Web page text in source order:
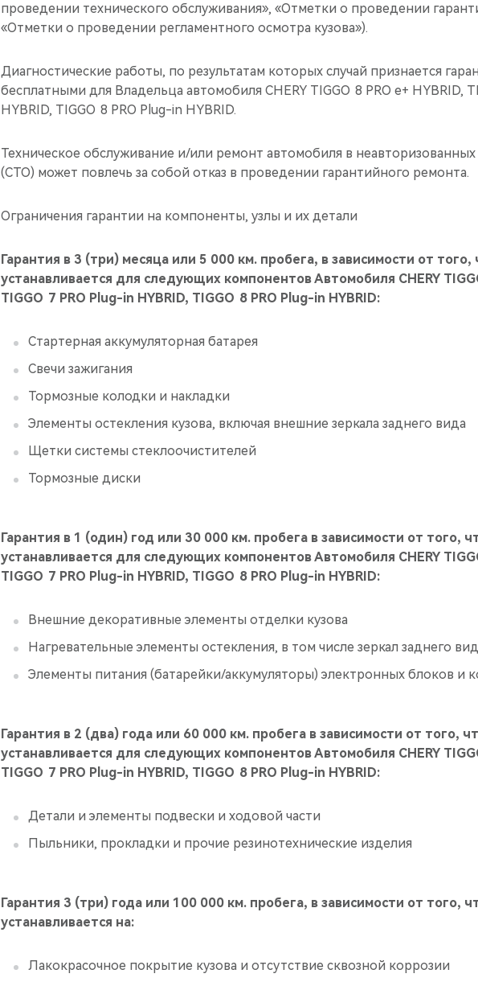
проведении технического обслуживания», «Отметки о проведении
«Отметки о проведении регламентного осмотра кузова»).
Диагностические работы, по результатам которых случай признается
бесплатными для Владельца автомобиля CHERY TIGGO 8 PRO е+ HYBRID,
HYBRID, TIGGO 8 PRO Plug-in HYBRID.
Техническое обслуживание и/или ремонт автомобиля в
(СТО) может повлечь за собой отказ в проведении гарантийного ремонта.
Ограничения гарантии на компоненты, узлы и их детали
Гарантия в 3 (три) месяца или 5 000 км. пробега, в зависимости от
устанавливается для следующих компонентов Автомобиля CHERY
TIGGO 7 PRO Plug-in HYBRID, TIGGO 8 PRO Plug-in HYBRID:
Стартерная аккумуляторная батарея
Свечи зажигания
Тормозные колодки и накладки
Элементы остекления кузова, включая внешние зеркала заднего вида
Щетки системы стеклоочистителей
Тормозные диски
Гарантия в 1 (один) год или 30 000 км. пробега в зависимости от того,
устанавливается для следующих компонентов Автомобиля CHERY
TIGGO 7 PRO Plug-in HYBRID, TIGGO 8 PRO Plug-in HYBRID:
Внешние декоративные элементы отделки кузова
Нагревательные элементы остекления, в том числе зеркал заднего
Элементы питания (батарейки/аккумуляторы) электронных блоков и
Гарантия в 2 (два) года или 60 000 км. пробега в зависимости от того,
устанавливается для следующих компонентов Автомобиля CHERY
TIGGO 7 PRO Plug-in HYBRID, TIGGO 8 PRO Plug-in HYBRID:
Детали и элементы подвески и ходовой части
Пыльники, прокладки и прочие резинотехнические изделия
Гарантия 3 (три) года или 100 000 км. пробега, в зависимости от того,
устанавливается на:
Лакокрасочное покрытие кузова и отсутствие сквозной коррозии